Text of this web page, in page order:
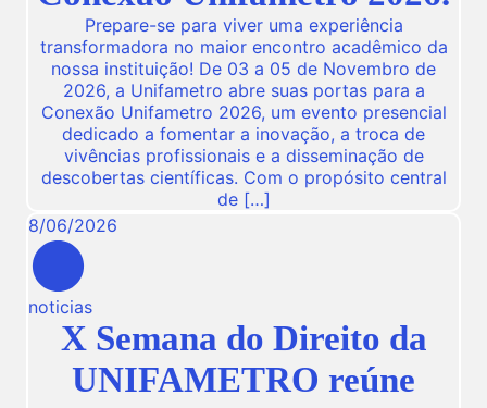
Prepare-se para viver uma experiência
transformadora no maior encontro acadêmico da
nossa instituição! De 03 a 05 de Novembro de
2026, a Unifametro abre suas portas para a
Conexão Unifametro 2026, um evento presencial
dedicado a fomentar a inovação, a troca de
vivências profissionais e a disseminação de
descobertas científicas. Com o propósito central
de […]
8/06/2026
noticias
X Semana do Direito da
UNIFAMETRO reúne